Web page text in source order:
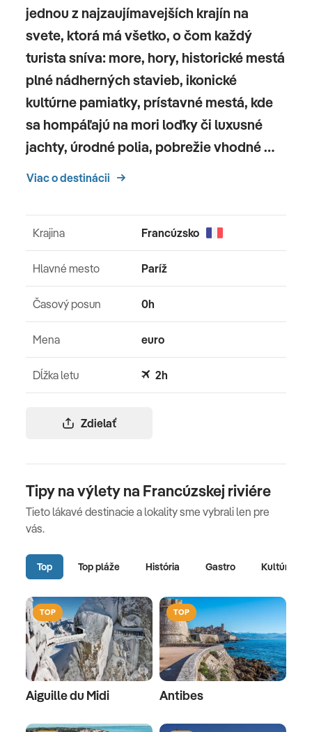
jednou z najzaujímavejších krajín na
svete, ktorá má všetko, o čom každý
turista sníva: more, hory, historické mestá
plné nádherných stavieb, ikonické
kultúrne pamiatky, prístavné mestá, kde
sa hompáľajú na mori loďky či luxusné
jachty, úrodné polia, pobrežie vhodné …
Viac o destinácii
Zdielať
Krajina Francúzsko
Hlavné mesto Paríž
Časový posun 0h
Mena euro
Dĺžka letu 2h
Tipy na výlety na Francúzskej riviére
Tieto lákavé destinacie a lokality sme vybrali len pre
vás.
Top Top pláže História Gastro Kultúra
TOP
Aiguille du Midi
TOP
Antibes